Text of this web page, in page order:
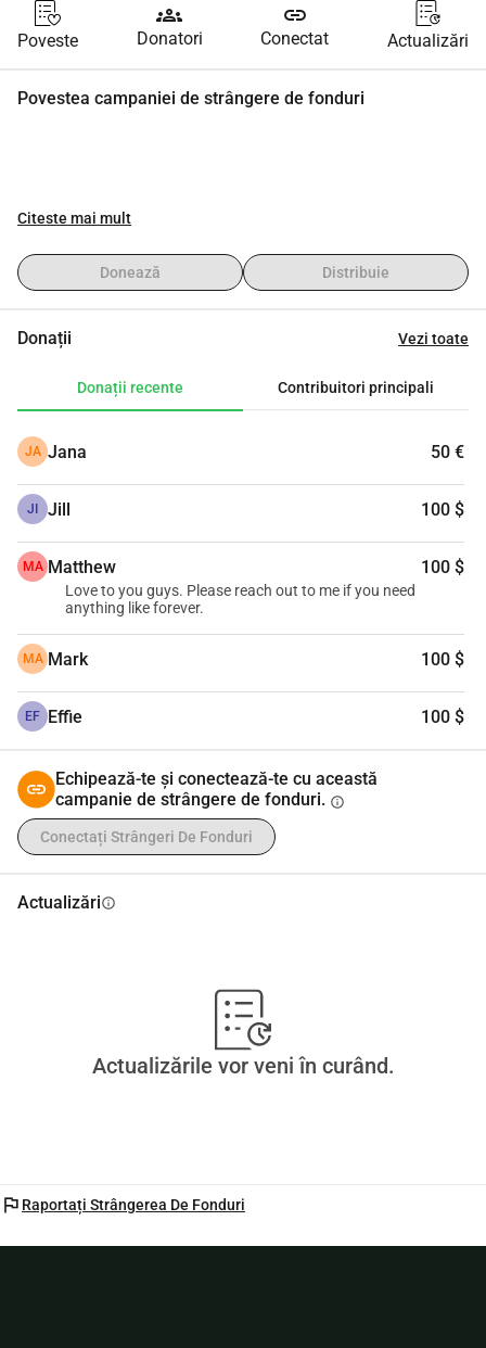
Poveste
groups
Donatori
link
Conectat Actualizări
Povestea campaniei de strângere de fonduri
Citeste mai mult
Donează Distribuie
Donații Vezi toate
Donații recente Contribuitori principali
JA Jana 50 €
JI Jill 100 $
MA Matthew 100 $
Love to you guys. Please reach out to me if you need
anything like forever.
MA Mark 100 $
EF Effie 100 $
Echipează-te și conectează-te cu această
campanie de strângere de fonduri. info
Conectați Strângeri De Fonduri
Actualizăriinfo
Actualizările vor veni în curând.
flag Raportați Strângerea De Fonduri